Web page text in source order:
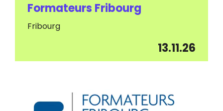
Formateurs Fribourg
Fribourg
13.11.26